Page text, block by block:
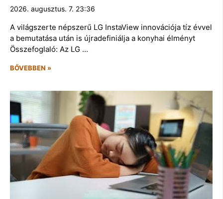
2026. augusztus. 7. 23:36
A világszerte népszerű LG InstaView innovációja tíz évvel
a bemutatása után is újradefiniálja a konyhai élményt
Összefoglaló: Az LG …
BŐVEBBEN »